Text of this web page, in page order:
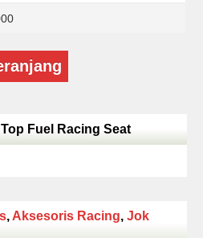
Fuel Racing Seat
, Aksesoris Racing, Jok